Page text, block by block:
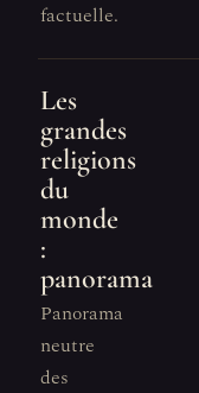
factuelle.
Les
grandes
religions
du
monde
:
panorama
Panorama
neutre
des